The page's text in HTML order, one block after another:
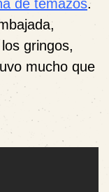
de temazos.
gringos,
mucho que